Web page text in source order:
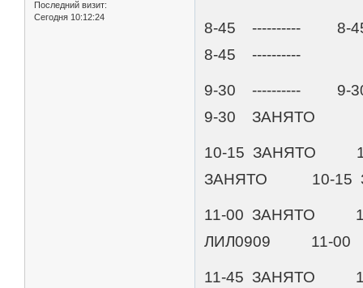
Последний визит:
Сегодня 10:12:24
8-45 ----------
8-45 ----------
9-30 ----------
9-30 ЗАНЯТО
10-15 ЗАНЯТО
ЗАНЯТО 10-15
11-00 ЗАНЯТО
ЛИЛ0909 11-00
11-45 ЗАНЯТО